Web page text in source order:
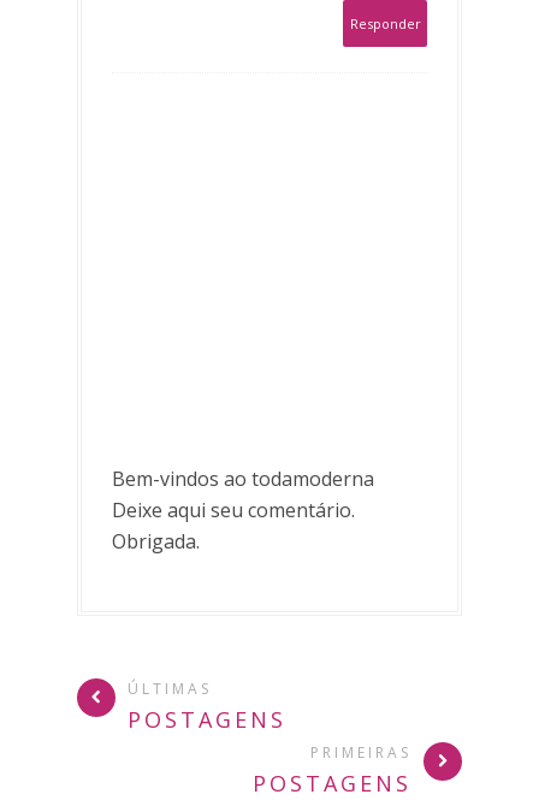
Responder
Bem-vindos ao todamoderna
Deixe aqui seu comentário.
Obrigada.
ÚLTIMAS
POSTAGENS
PRIMEIRAS
POSTAGENS